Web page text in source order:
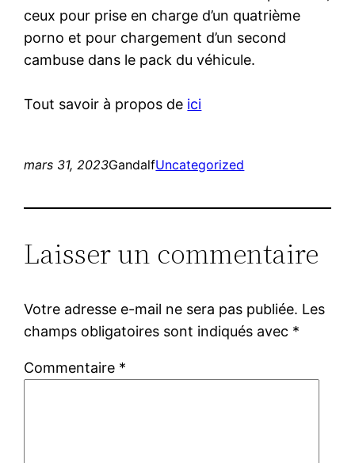
ceux pour prise en charge d’un quatrième
porno et pour chargement d’un second
cambuse dans le pack du véhicule.
Tout savoir à propos de ici
mars 31, 2023GandalfUncategorized
Laisser un commentaire
Votre adresse e-mail ne sera pas publiée. Les
champs obligatoires sont indiqués avec *
Commentaire *